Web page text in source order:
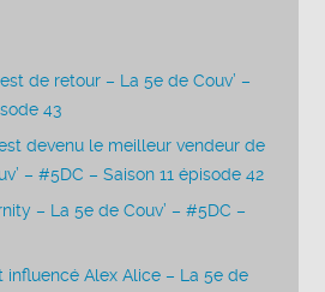
de retour – La 5e de Couv’ –
43
devenu le meilleur vendeur de
– #5DC – Saison 11 épisode 42
– La 5e de Couv’ – #5DC –
influencé Alex Alice – La 5e de